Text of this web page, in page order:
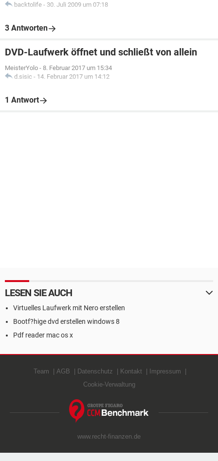
backtolife - 30. Juli 2009 um 07:18
3 Antworten
DVD-Laufwerk öffnet und schließt von allein
MeisterYolo - 8. Februar 2017 um 15:34
d.sisic - 14. Februar 2017 um 14:12
1 Antwort
LESEN SIE AUCH
Virtuelles Laufwerk mit Nero erstellen
Bootf?hige dvd erstellen windows 8
Pdf reader mac os x
Team AGB Datenschutz Kontakt
Impressum
Cookie-Verwaltung
www.recht-finanzen.de